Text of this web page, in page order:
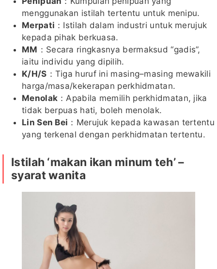
menggunakan istilah tertentu untuk menipu.
Merpati ：Istilah dalam industri untuk merujuk
kepada pihak berkuasa.
MM ：Secara ringkasnya bermaksud “gadis”,
iaitu individu yang dipilih.
K/H/S ：Tiga huruf ini masing–masing mewakili
harga/masa/kekerapan perkhidmatan.
Menolak ：Apabila memilih perkhidmatan, jika
tidak berpuas hati, boleh menolak.
Lin Sen Bei ：Merujuk kepada kawasan tertentu
yang terkenal dengan perkhidmatan tertentu.
Istilah ‘makan ikan minum teh’ –
syarat wanita